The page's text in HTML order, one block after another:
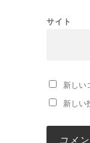
サイト
新しい
新しい